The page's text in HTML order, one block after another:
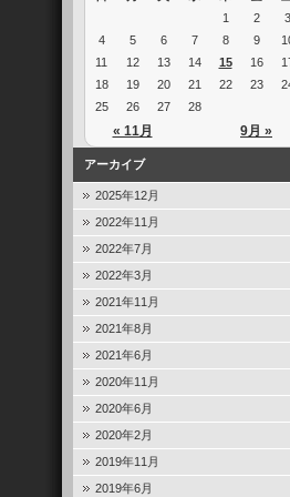
« 11月 9月 »
1 2
3
4
5 6 7 8 9
11
12 13 14 15 16
18
19 20 21 22 23
25
26 27 28
アーカイブ
2025年12月
2022年11月
2022年7月
2022年3月
2021年11月
2021年8月
2021年6月
2020年11月
2020年6月
2020年2月
2019年11月
2019年6月